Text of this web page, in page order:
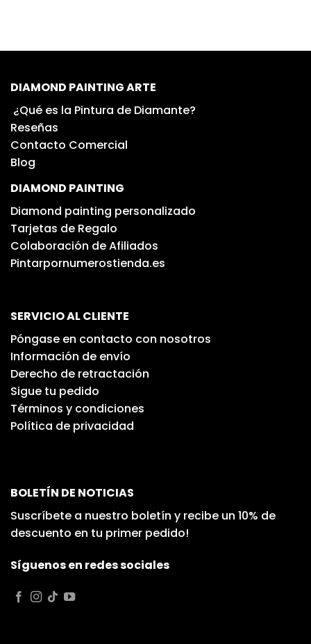
DIAMOND PAINTING ARTE
¿Qué es la Pintura de Diamante?
Reseñas
Contacto Comercial
Blog
DIAMOND PAINTING
Diamond painting personalizado
Tarjetas de Regalo
Colaboración de Afiliados
Pintarpornumerostienda.es
SERVICIO AL CLIENTE
Póngase en contacto con nosotros
Información de envío
Derecho de retractación
Sigue tu pedido
Términos y condiciones
Política de privacidad
BOLETÍN DE NOTICIAS
Suscríbete a nuestro boletín y recibe un 10% de
descuento en tu primer pedido!
Síguenos en redes sociales